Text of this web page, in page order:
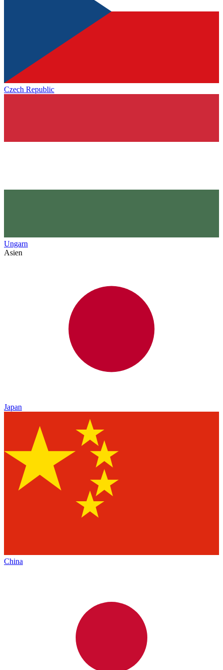
Czech Republic
Ungarn
Asien
Japan
China